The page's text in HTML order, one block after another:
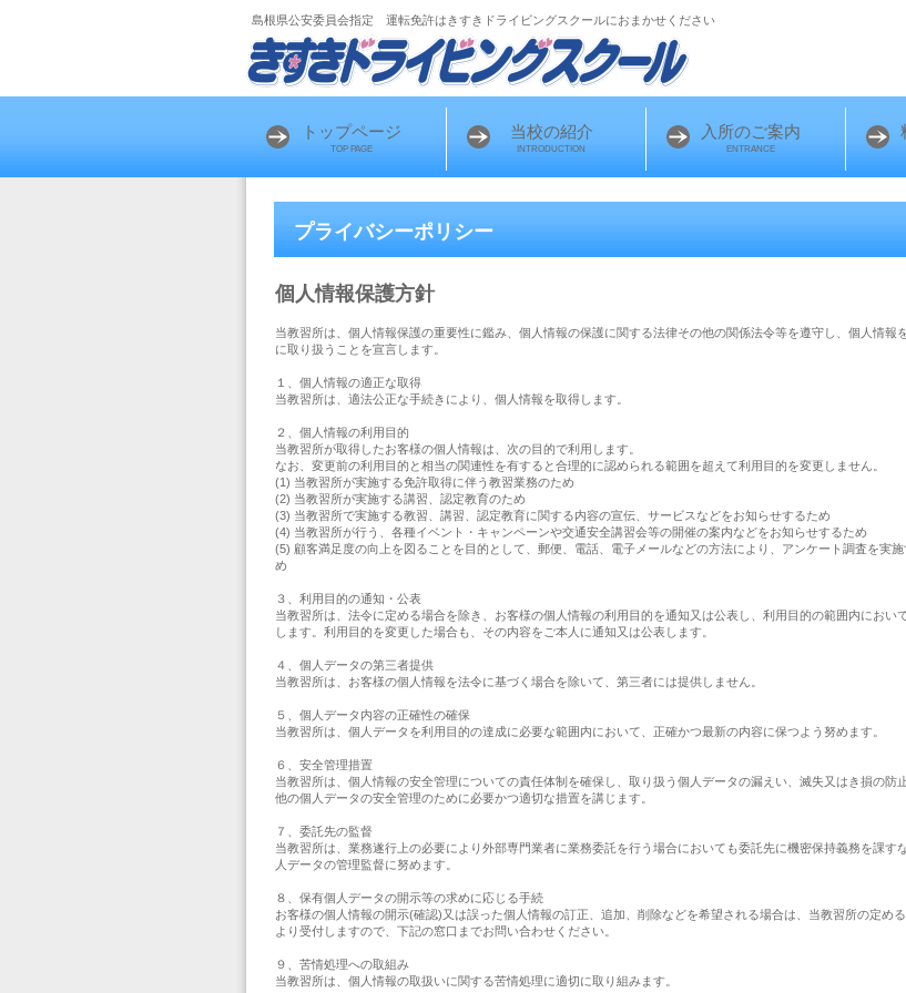
島根県公安委員会指定 運転免許はきすきドライビングスクールにおまかせください
プライバシーポリシー
個人情報保護方針
当教習所は、個人情報保護の重要性に鑑み、個人情報の保護に関する法律その他の関係法令等を遵守し、個人情報
に取り扱うことを宣言します。
１、個人情報の適正な取得
当教習所は、適法公正な手続きにより、個人情報を取得します。
２、個人情報の利用目的
当教習所が取得したお客様の個人情報は、次の目的で利用します。
なお、変更前の利用目的と相当の関連性を有すると合理的に認められる範囲を超えて利用目的を変更しません。
(1) 当教習所が実施する免許取得に伴う教習業務のため
(2) 当教習所が実施する講習、認定教育のため
(3) 当教習所で実施する教習、講習、認定教育に関する内容の宣伝、サービスなどをお知らせするため
(4) 当教習所が行う、各種イベント・キャンペーンや交通安全講習会等の開催の案内などをお知らせするため
(5) 顧客満足度の向上を図ることを目的として、郵便、電話、電子メールなどの方法により、アンケート調査を実施
め
３、利用目的の通知・公表
当教習所は、法令に定める場合を除き、お客様の個人情報の利用目的を通知又は公表し、利用目的の範囲内におい
します。利用目的を変更した場合も、その内容をご本人に通知又は公表します。
４、個人データの第三者提供
当教習所は、お客様の個人情報を法令に基づく場合を除いて、第三者には提供しません。
５、個人データ内容の正確性の確保
当教習所は、個人データを利用目的の達成に必要な範囲内において、正確かつ最新の内容に保つよう努めます。
６、安全管理措置
当教習所は、個人情報の安全管理についての責任体制を確保し、取り扱う個人データの漏えい、滅失又はき損の防
他の個人データの安全管理のために必要かつ適切な措置を講じます。
７、委託先の監督
当教習所は、業務遂行上の必要により外部専門業者に業務委託を行う場合においても委託先に機密保持義務を課す
人データの管理監督に努めます。
８、保有個人データの開示等の求めに応じる手続
お客様の個人情報の開示(確認)又は誤った個人情報の訂正、追加、削除などを希望される場合は、当教習所の定め
より受付しますので、下記の窓口までお問い合わせください。
９、苦情処理への取組み
当教習所は、個人情報の取扱いに関する苦情処理に適切に取り組みます。
トップページ
TOP PAGE
当校の紹介
INTRODUCTION
入所のご案内
ENTRANCE